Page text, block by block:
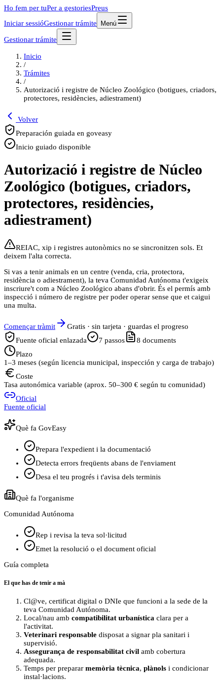
Ho fem per tuPer a gestoriesPreus
Iniciar sessióGestionar trámite Menú
Gestionar trámite
Inicio
/
Trámites
/
Autorizació i registre de Núcleo Zoológico (botigues, criadors,
protectores, residències, adiestrament)
Volver
Preparación guiada en goveasy
Inicio guiado disponible
Autorizació i registre de Núcleo
Zoológico (botigues, criadors,
protectores, residències,
adiestrament)
REIAC, xip i registres autonòmics no se sincronitzen sols. Et
deixem l'alta correcta.
Si vas a tenir animals en un centre (venda, cria, protectora,
residència o adiestrament), la teva Comunidad Autónoma t'exigeix
inscriure't com a Núcleo Zoológico abans d'obrir. És el permís amb
inspecció i número de registre per poder operar sense que et caigui
una multa.
Començar tràmit
Gratis · sin tarjeta · guardas el progreso
Fuente oficial enlazada
7 passos 8 documents
Plazo
1–3 meses (según licencia municipal, inspección y carga de trabajo)
Coste
Tasa autonómica variable (aprox. 50–300 € según tu comunidad)
Oficial
Fuente oficial
Què fa GovEasy
Prepara l'expedient i la documentació
Detecta errors freqüents abans de l'enviament
Desa el teu progrés i t'avisa dels terminis
Què fa l'organisme
Comunidad Autónoma
Rep i revisa la teva sol·licitud
Emet la resolució o el document oficial
Guía completa
El que has de tenir a mà
Cl@ve, certificat digital o DNIe que funcioni a la sede de la
teva Comunidad Autónoma.
Local/nau amb compatibilitat urbanística clara per a
l'activitat.
Veterinari responsable disposat a signar pla sanitari i
supervisió.
Assegurança de responsabilitat civil amb cobertura
adequada.
Temps per preparar memòria tècnica, plànols i condicionar
instal·lacions.